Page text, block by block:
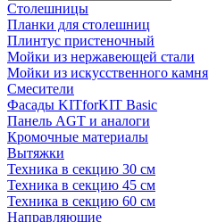
Столешницы
Планки для столешниц
Плинтус пристеночный
Мойки из нержавеющей стали
Мойки из искусственного камня
Смесители
Фасады KITforKIT Basic
Панель AGT и аналоги
Кромочные материалы
Вытяжки
Техника в секцию 30 см
Техника в секцию 45 см
Техника в секцию 60 см
Направляющие